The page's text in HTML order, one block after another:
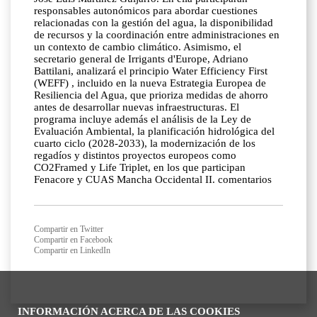
INFORMACIÓN ACERCA DE LAS COOKIES
responsables autonómicos para abordar cuestiones
relacionadas con la gestión del agua, la disponibilidad
de recursos y la coordinación entre administraciones en
un contexto de cambio climático. Asimismo, el
secretario general de Irrigants d'Europe, Adriano
Battilani, analizará el principio Water Efficiency First
(WEFF) , incluido en la nueva Estrategia Europea de
Resiliencia del Agua, que prioriza medidas de ahorro
antes de desarrollar nuevas infraestructuras. El
programa incluye además el análisis de la Ley de
Evaluación Ambiental, la planificación hidrológica del
cuarto ciclo (2028-2033), la modernización de los
regadíos y distintos proyectos europeos como
CO2Framed y Life Triplet, en los que participan
Fenacore y CUAS Mancha Occidental II. comentarios
Compartir en Twitter
Compartir en Facebook
Compartir en LinkedIn